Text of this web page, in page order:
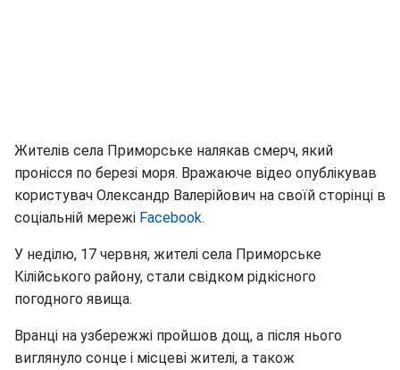
Жителів села Приморське налякав смерч, який
пронісся по березі моря. Вражаюче відео опублікував
користувач Олександр Валерійович на своїй сторінці в
соціальній мережі Facebook.
У неділю, 17 червня, жителі села Приморське
Кілійського району, стали свідком рідкісного
погодного явища.
Вранці на узбережжі пройшов дощ, а після нього
виглянуло сонце і місцеві жителі, а також